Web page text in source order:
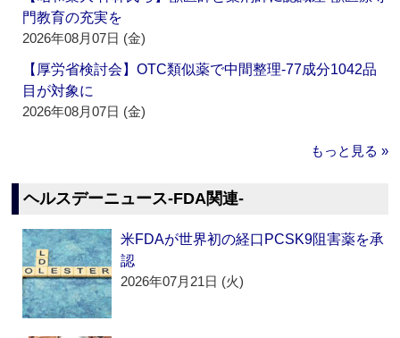
門教育の充実を
2026年08月07日 (金)
【厚労省検討会】OTC類似薬で中間整理‐77成分1042品
目が対象に
2026年08月07日 (金)
もっと見る »
ヘルスデーニュース‐FDA関連‐
米FDAが世界初の経口PCSK9阻害薬を承
認
2026年07月21日 (火)